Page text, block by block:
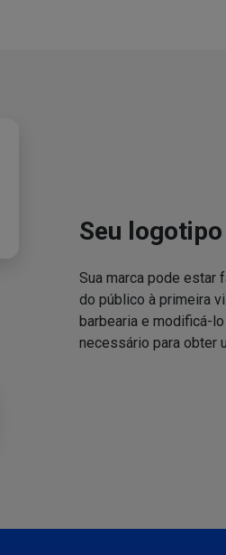
Seu
Sua marca pode estar
do público à primeira
barbearia e modificá-
necessário para obter